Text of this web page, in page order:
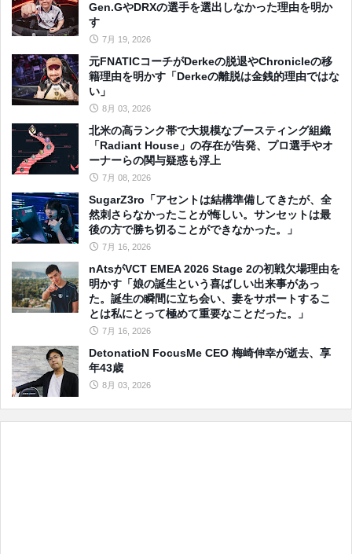
Gen.GやDRXの選手を選出しなかった理由を明か
す
7月 19, 2026
元FNATICコーチがDerkeの脱退やChronicleの移
籍理由を明かす「Derkeの離脱は金銭的理由ではな
い」
8月 03, 2026
北米の高ランク帯で大規模なブースティング組織
「Radiant House」の存在が告発、プロ選手やオ
ーナーらの関与疑惑も浮上
7月 08, 2026
SugarZ3ro「アセントは結構準備してきたが、全
然刺さらなかったことが悔しい。サンセットは最
後の方で勝ち切ることができなかった。」
7月 16, 2026
nAtsがVCT EMEA 2026 Stage 2の初戦欠場理由を
明かす「娘の誕生という喜ばしい出来事があっ
た。誕生の瞬間に立ち会い、妻をサポートするこ
とは私にとって極めて重要なことだった。」
7月 16, 2026
DetonatioN FocusMe CEO 梅崎伸幸が逝去、享
年43歳
8月 03, 2026